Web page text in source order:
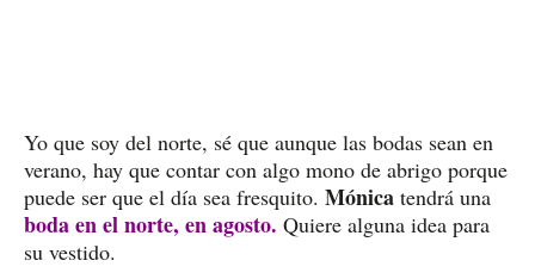
Yo que soy del norte, sé que aunque las bodas sean en
verano, hay que contar con algo mono de abrigo porque
puede ser que el día sea fresquito. Mónica tendrá una
boda en el norte, en agosto. Quiere alguna idea para
su vestido.